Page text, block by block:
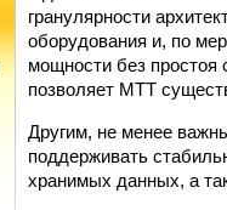
гранулярности
оборудования и, по
мощности без простоя
позволяет МТТ
Другим, не менее
поддерживать
хранимых данных, а